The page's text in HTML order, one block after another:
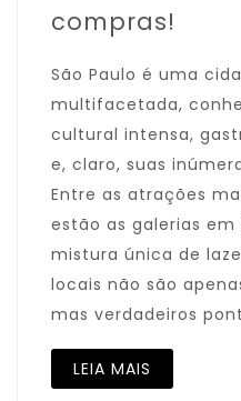
compras!
São Paulo é uma
multifacetada,
cultural intensa,
e, claro, suas
Entre as atrações
estão as galerias
mistura única de
locais não são
mas verdadeiros
LEIA MAIS